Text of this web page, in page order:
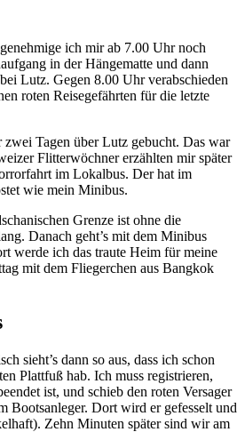
ich mir ab 7.00 Uhr noch
in der Hängematte und dann
Lutz. Gegen 8.00 Uhr verabschieden
roten Reisegefährten für die letzte
Tagen über Lutz gebucht. Das war
Flitterwöchner erzählten mir später
im Lokalbus. Der hat im
wie mein Minibus.
Grenze ist ohne die
Danach geht’s mit dem Minibus
werde ich das traute Heim für meine
mit dem Fliegerchen aus Bangkok
sieht’s dann so aus, dass ich schon
Plattfuß hab. Ich muss registrieren,
ist, und schieb den roten Versager
Bootsanleger. Dort wird er gefesselt und
Zehn Minuten später sind wir am